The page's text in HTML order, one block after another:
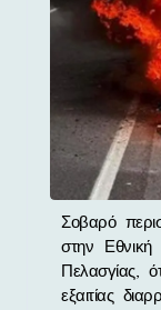
Σοβαρό περιστατικό σημειώθηκε χθες το μεσημέρι
στην
Πελασγίας,
εξαιτίας